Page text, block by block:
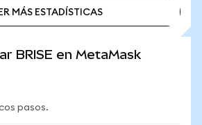
MÁS ESTADÍSTICAS
BRISE en MetaMask
pasos.